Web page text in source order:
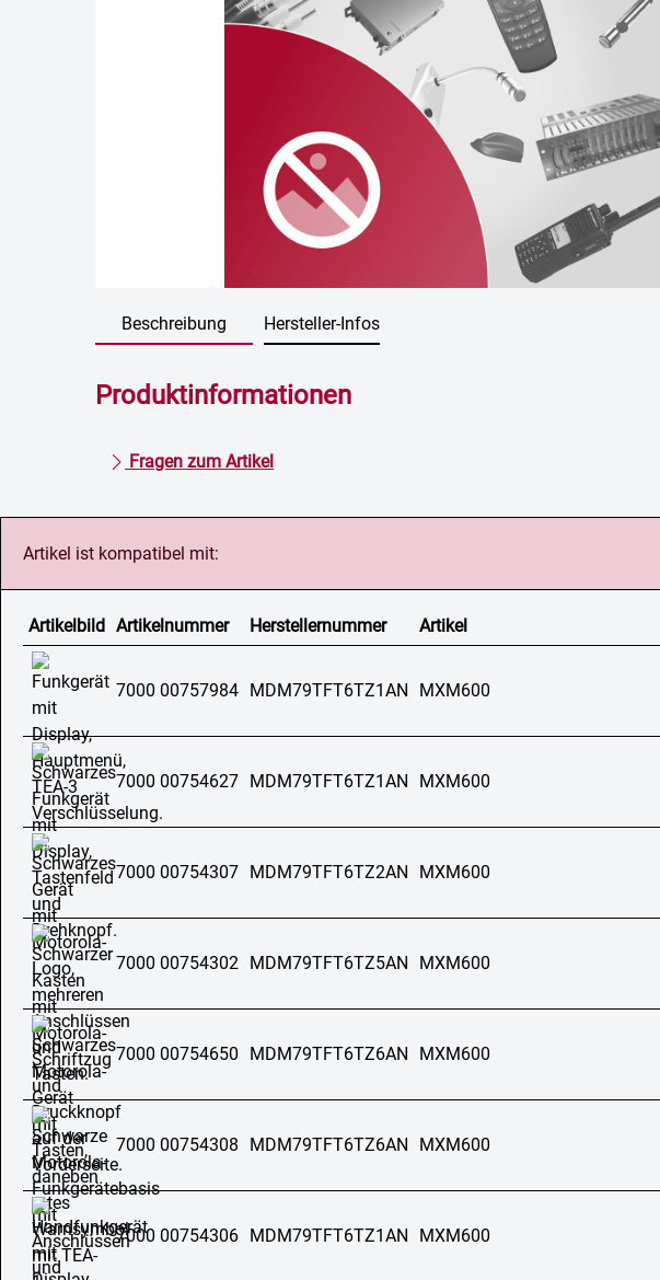
Beschreibung Hersteller-Infos
Produktinformationen
Fragen zum Artikel
Artikel ist kompatibel mit:
Artikelbild Artikelnummer Herstellernummer Artikel
7000 00757984 MDM79TFT6TZ1AN MXM600
7000 00754627 MDM79TFT6TZ1AN MXM600
7000 00754307 MDM79TFT6TZ2AN MXM600
7000 00754302 MDM79TFT6TZ5AN MXM600
7000 00754650 MDM79TFT6TZ6AN MXM600
7000 00754308 MDM79TFT6TZ6AN MXM600
7000 00754306 MDM79TFT6TZ1AN MXM600